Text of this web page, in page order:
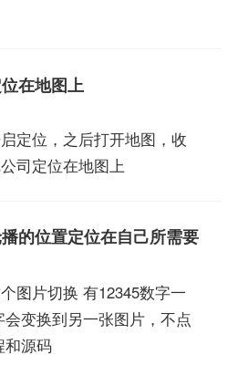
在地图上
定位，之后打开地图，收
司定位在地图上
的位置定位在自己所需要
图片切换 有12345数字一
变换到另一张图片，不点
和源码